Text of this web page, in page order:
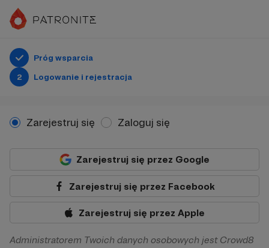
Próg wsparcia
2
Logowanie i rejestracja
Zarejestruj się Zaloguj się
Zarejestruj się przez Google
Zarejestruj się przez Facebook
Zarejestruj się przez Apple
Administratorem Twoich danych osobowych jest Crowd8